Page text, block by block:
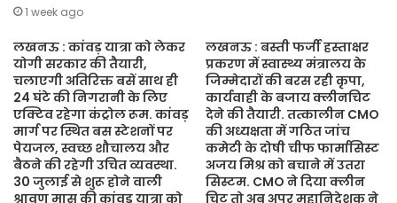
1 week ago
लखनऊ : कांवड़ यात्रा को लेकर
योगी सरकार की तैयारी,
चलाएगी अतिरिक्त बसें साथ ही
24 घंटे की निगरानी के लिए
एक्टिव रहेगा कंट्रोल रूम. कांवड़
मार्ग पर स्थित बस स्टेशनों पर
पेयजल, स्वच्छ शौचालय और
बैठने की रहेगी उचित व्यवस्था.
30 जुलाई से शुरू होने वाली
श्रावण मास की कांवड़ यात्रा को
लखनऊ : बस्ती फर्जी हस्ताक्षर
प्रकरण में स्वास्थ्य मंत्रालय के
जिम्मेदारों की बरस रही कृपा,
कार्यवाही के बजाय क्लीनचिट
देने की तैयारी. तत्कालीन CMO
की अध्यक्षता में गठित जांच
कमेटी के दोषी चीफ फार्मासिस्ट
अजय मिश्र को बचाने में उतरा
सिस्टम. CMO ने दिया क्लीन
चिट तो अब अपर महानिदेशक ने